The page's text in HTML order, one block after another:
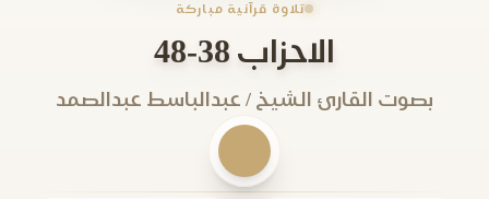
تلاوة قرآنية مباركة
الاحزاب 38-48
بصوت القارئ الشيخ / عبدالباسط عبدالصمد